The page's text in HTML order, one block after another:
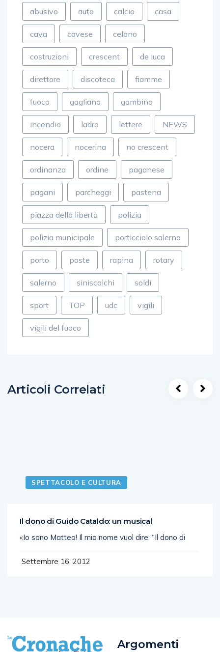
abusivo auto calcio casa
cava cavese celano
costruzioni crescent de luca
direttore discoteca fiamme
fuoco gagliano gambino
incendio ladro lettere NEWS
nocera nocerina no crescent
ordinanza ordine paganese
pagani parcheggi pastena
piazza della libertà polizia
polizia municipale porticciolo salerno
porto poste rapina rotary
salerno siniscalchi soldi
sport TOP udc vigili
vigili del fuoco
Articoli Correlati
SPETTACOLO E CULTURA
Il dono di Guido Cataldo: un musical
«Io sono Matteo! Il mio nome vuol dire: “Il dono di
Settembre 16, 2012
Argomenti